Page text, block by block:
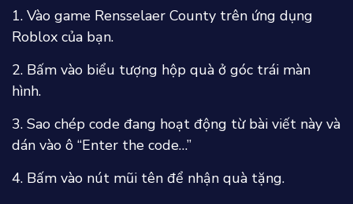
1. Vào game Rensselaer County trên ứng dụng
Roblox của bạn.
2. Bấm vào biểu tượng hộp quà ở góc trái màn
hình.
3. Sao chép code đang hoạt động từ bài viết này và
dán vào ô “Enter the code…”
4. Bấm vào nút mũi tên để nhận quà tặng.